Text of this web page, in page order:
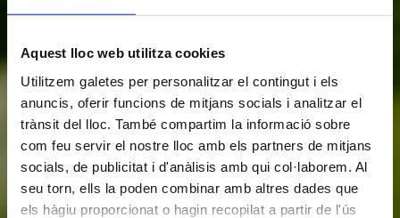
Aquest lloc web utilitza cookies
Utilitzem galetes per personalitzar el contingut i els
anuncis, oferir funcions de mitjans socials i analitzar el
trànsit del lloc. També compartim la informació sobre
com feu servir el nostre lloc amb els partners de mitjans
socials, de publicitat i d'anàlisis amb qui col·laborem. Al
seu torn, ells la poden combinar amb altres dades que
els hàgiu proporcionat o hagin recopilat a partir de l'ús